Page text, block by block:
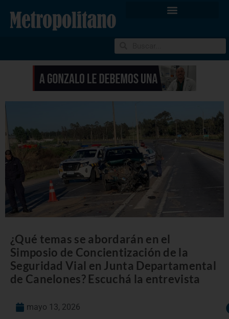
¿Qué temas se abordarán en el
Simposio de Concientización de la
Seguridad Vial en Junta Departamental
de Canelones? Escuchá la entrevista
mayo 13, 2026